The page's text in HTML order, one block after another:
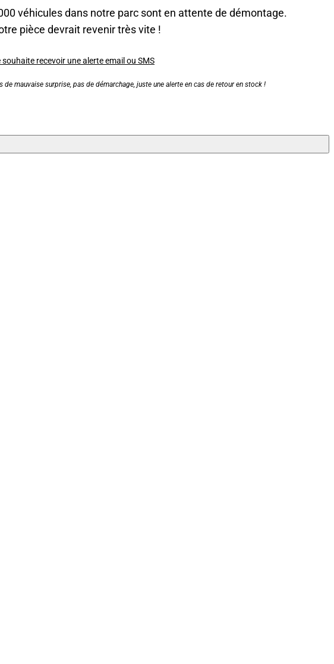
véhicules dans notre parc sont en attente de démontage.
pièce devrait revenir très vite !
souhaite recevoir une alerte email ou SMS
de mauvaise surprise, pas de démarchage, juste une alerte en cas de retour en stock !